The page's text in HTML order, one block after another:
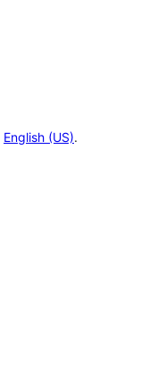
English (US).